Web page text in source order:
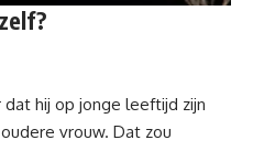
hij op jonge leeftijd zijn
vrouw. Dat zou